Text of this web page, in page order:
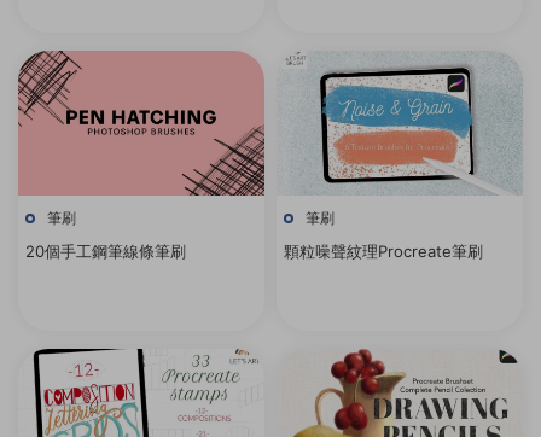
筆刷
20個手工鋼筆線條筆刷
筆刷
顆粒噪聲紋理Procreate筆刷